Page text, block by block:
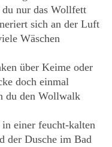
du nur das Wollfett
sich an der Luft
Wäschen
über Keime oder
doch einmal
du den Wollwalk
in einer feucht-kalten
der Dusche im Bad